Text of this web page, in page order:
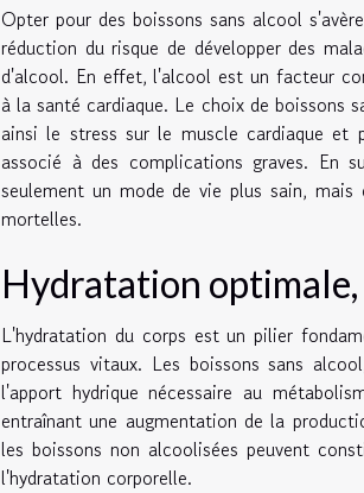
Opter pour des boissons sans alcool
réduction du risque de développer des
d'alcool. En effet, l'alcool est un facteur
à la santé cardiaque. Le choix de boissons
ainsi le stress sur le muscle cardiaque et
associé à des complications graves. En
seulement un mode de vie plus sain,
mortelles.
Hydratation
L'hydratation du corps est un pilier
processus vitaux. Les boissons sans
l'apport hydrique nécessaire au
entraînant une augmentation de la
les boissons non alcoolisées peuvent
l'hydratation corporelle.